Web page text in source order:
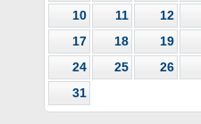
10
11 12
17
18 19
24
25 26
31